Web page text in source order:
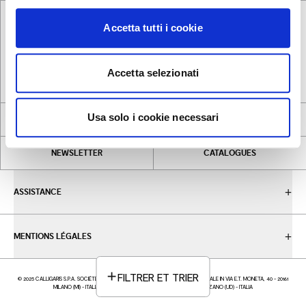
Accetta tutti i cookie
Accetta selezionati
Usa solo i cookie necessari
FILTRER ET TRIER
LINKEDIN FACEBOOK
STORE LOCATOR CONTRACT
NEWSLETTER CATALOGUES
ASSISTANCE
MENTIONS LÉGALES
© 2025 CALLIGARIS S.P.A. SOCIÉTÉ UNIPERSONALE - P.IVA IT05617370969 - SEDE LEGALE IN VIA E.T. MONETA, 40 - 20161
MILANO (MI) - ITALIA; SEDE OPERATIVA IN VIA TRIESTE,12 33044 MANZANO (UD) - ITALIA